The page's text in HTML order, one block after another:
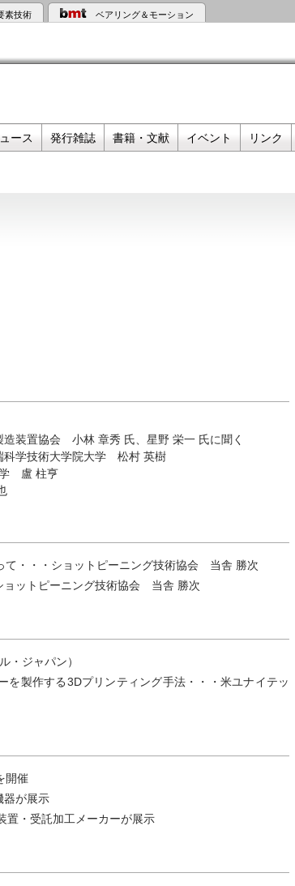
素技術 ベアリング＆モーション
ース 発行雑誌 書籍・文献 イベント リンク
装置協会 小林 章秀 氏、星野 栄一 氏に聞く
科学技術大学院大学 松村 英樹
学 盧 柱亨
・・・ショットピーニング技術協会 当舎 勝次
ットピーニング技術協会 当舎 勝次
・ジャパン）
製作する3Dプリンティング手法・・・米ユナイテッ
開催
器が展示
置・受託加工メーカーが展示